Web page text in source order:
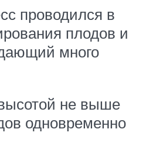
проводился в
плодов и
много
не выше
одновременно